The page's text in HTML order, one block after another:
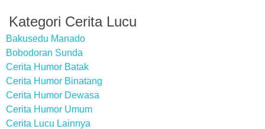
Kategori Cerita Lucu
Bakusedu Manado
Bobodoran Sunda
Cerita Humor Batak
Cerita Humor Binatang
Cerita Humor Dewasa
Cerita Humor Umum
Cerita Lucu Lainnya